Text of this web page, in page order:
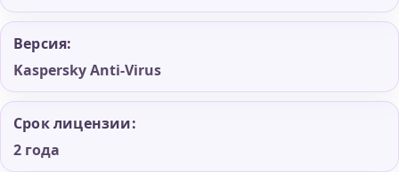
Версия:
Kaspersky Anti-Virus
Срок лицензии:
2 года